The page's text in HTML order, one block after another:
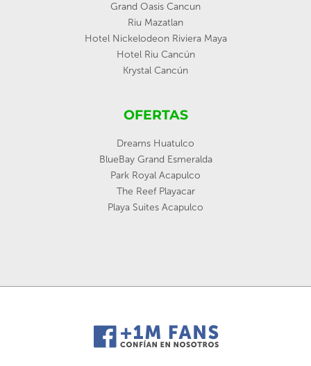
Grand Oasis Cancun
Riu Mazatlan
Hotel Nickelodeon Riviera Maya
Hotel Riu Cancún
Krystal Cancún
OFERTAS
Dreams Huatulco
BlueBay Grand Esmeralda
Park Royal Acapulco
The Reef Playacar
Playa Suites Acapulco